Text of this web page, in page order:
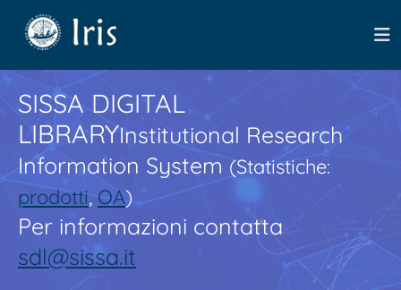
SISSA DIGITAL
LIBRARYInstitutional Research
Information System(Statistiche:
prodotti,OA)
Per informazioni contatta
sdl@sissa.it